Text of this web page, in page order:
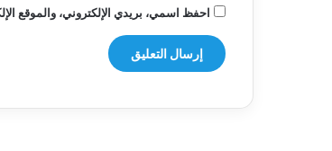
احفظ اسمي، بريدي الإلكتروني، والموقع